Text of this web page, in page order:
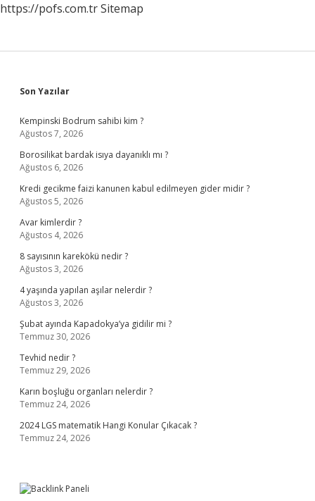
https://pofs.com.trSitemap
Sidebar
Son Yazılar
Kempinski Bodrum sahibi kim ?
Ağustos 7, 2026
Borosilikat bardak isıya dayanıklı mı ?
Ağustos 6, 2026
Kredi gecikme faizi kanunen kabul edilmeyen gider midir ?
Ağustos 5, 2026
Avar kimlerdir ?
Ağustos 4, 2026
8 sayısının karekökü nedir ?
Ağustos 3, 2026
4 yaşında yapılan aşılar nelerdir ?
Ağustos 3, 2026
Şubat ayında Kapadokya’ya gidilir mi ?
Temmuz 30, 2026
Tevhid nedir ?
Temmuz 29, 2026
Karın boşluğu organları nelerdir ?
Temmuz 24, 2026
2024 LGS matematik Hangi Konular Çıkacak ?
Temmuz 24, 2026